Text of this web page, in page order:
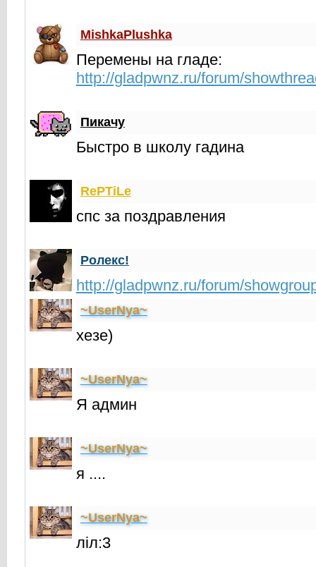
MishkaPlushka
Перемены на гладе:
http://gladpwnz.ru/forum/
Пикачу
Быстро в школу гадина
RePTiLe
спс за поздравления
Ролекс!
http://gladpwnz.ru/forum/
~UserNya~
хезе)
~UserNya~
Я админ
~UserNya~
я ....
~UserNya~
лiл:3